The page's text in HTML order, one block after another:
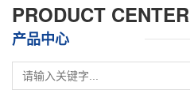
PRODUCT CENTER
产品中心